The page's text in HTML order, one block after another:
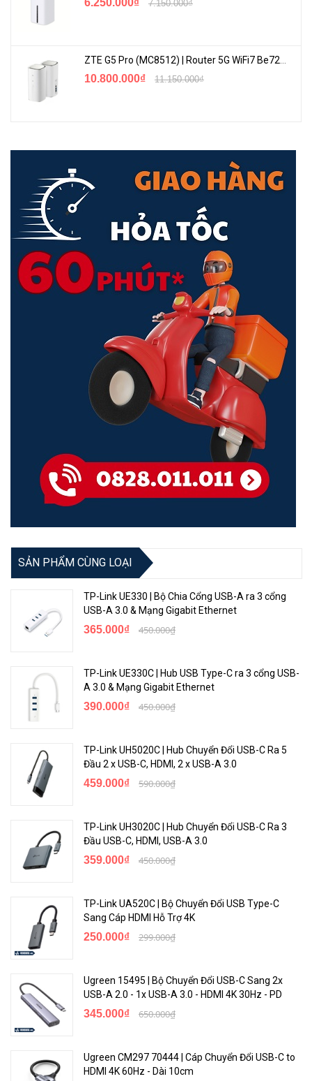
Bluetooth Adapter Baseus LV546-WH
Bluetooth 5.0 cho khả năng truyền tải dữ liệu tốt nhất. Chip xử lý
nghe của bạn phát nhạc với chất lượng đầy đủ nhất.
🤝 Tính năng này thường chỉ có trên các loại tai nghe không dây
Bluetooth Adapter Baseus LV546-WHcó thể
giúp tai nghe truyền thống của bạn phát nhạc từ máy tính trong
khi sẵn sàng nhận cuộc gọi từ điện thoại mà không phải thay đổi
Bluetooth Adapter Baseus LV546-WH
giúp bạn dễ dàng di chuyển trong nhà mà không lo bị "đứt mạch
cảm xúc".
6.250.000₫ 7.150.000₫
10.800.000₫ 11.150.000₫
SẢN PHẨM CÙNG LOẠI
TP-Link UE330 | Bộ Chia Cổng USB-A ra 3 cổng
USB-A 3.0 & Mạng Gigabit Ethernet
365.000₫ 450.000₫
TP-Link UE330C | Hub USB Type-C ra 3 cổng USB-
A 3.0 & Mạng Gigabit Ethernet
390.000₫ 450.000₫
TP-Link UH5020C | Hub Chuyển Đổi USB-C Ra 5
Đầu 2 x USB-C, HDMI, 2 x USB-A 3.0
459.000₫ 590.000₫
TP-Link UH3020C | Hub Chuyển Đổi USB-C Ra 3
Đầu USB-C, HDMI, USB-A 3.0
359.000₫ 450.000₫
TP-Link UA520C | Bộ Chuyển Đổi USB Type-C
Sang Cáp HDMI Hỗ Trợ 4K
250.000₫ 299.000₫
Ugreen 15495 | Bộ Chuyển Đổi USB-C Sang 2x
USB-A 2.0 - 1x USB-A 3.0 - HDMI 4K 30Hz - PD
345.000₫ 650.000₫
Ugreen CM297 70444 | Cáp Chuyển Đổi USB-C to
HDMI 4K 60Hz - Dài 10cm